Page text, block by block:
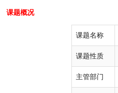
课题概况
课题名称
课题性质
主管部门